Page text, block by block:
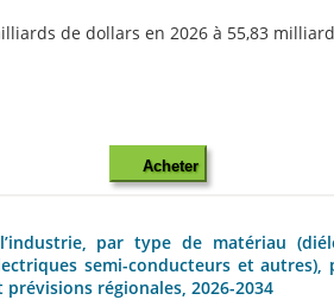
de dollars en 2026 à 55,83
Acheter
par type de matériau
semi-conducteurs et
régionales, 2026-2034